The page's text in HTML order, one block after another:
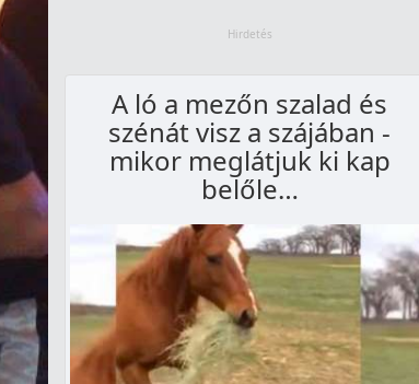
A ló a mezőn szalad és
szénát visz a szájában -
mikor meglátjuk ki kap
belőle…